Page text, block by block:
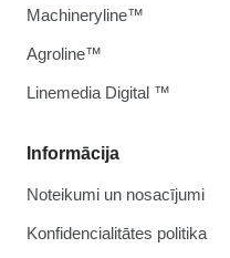
Informācija
Noteikumi un nosacījumi
Konfidencialitātes politika
Machineryline™
Agroline™
Linemedia Digital ™